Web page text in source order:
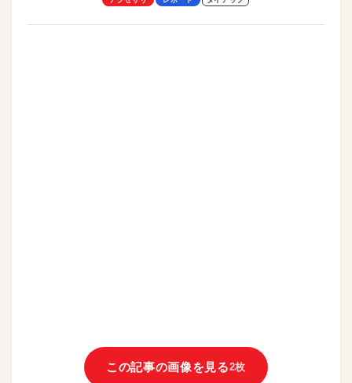
この記事の画像を見る2枚